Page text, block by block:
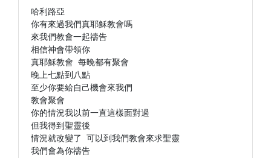
哈利路亞
你有來過我們真耶穌教會嗎
來我們教會一起禱告
相信神會帶領你
真耶穌教會 每晚都有聚會
晚上七點到八點
至少你要給自己機會來我們
教會聚會
你的情況我以前一直這樣面對過
但我得到聖靈後
情況就改變了 可以到我們教會來求聖靈